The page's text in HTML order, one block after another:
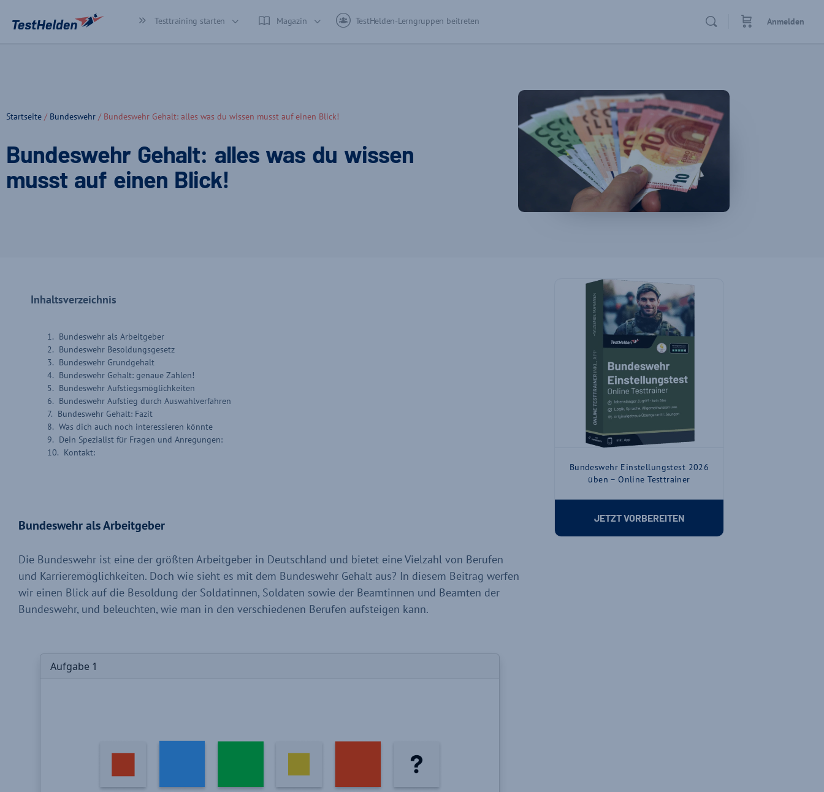
Testtraining starten Magazin TestHelden-Lerngruppen beitreten Anmelden
Startseite / Bundeswehr / Bundeswehr Gehalt: alles was du wissen musst auf einen Blick!
Bundeswehr Gehalt: alles was du wissen
musst auf einen Blick!
Inhaltsverzeichnis
Bundeswehr als Arbeitgeber
Bundeswehr Besoldungsgesetz
Bundeswehr Grundgehalt
Bundeswehr Gehalt: genaue Zahlen!
Bundeswehr Aufstiegsmöglichkeiten
Bundeswehr Aufstieg durch Auswahlverfahren
Bundeswehr Gehalt: Fazit
Was dich auch noch interessieren könnte
Dein Spezialist für Fragen und Anregungen:
Kontakt:
Bundeswehr als Arbeitgeber
Die Bundeswehr ist eine der größten Arbeitgeber in Deutschland und bietet eine Vielzahl von Berufen
und Karrieremöglichkeiten. Doch wie sieht es mit dem Bundeswehr Gehalt aus? In diesem Beitrag werfen
wir einen Blick auf die Besoldung der Soldatinnen, Soldaten sowie der Beamtinnen und Beamten der
Bundeswehr, und beleuchten, wie man in den verschiedenen Berufen aufsteigen kann.
Bundeswehr Einstellungstest 2026
üben – Online Testtrainer
JETZT VORBEREITEN